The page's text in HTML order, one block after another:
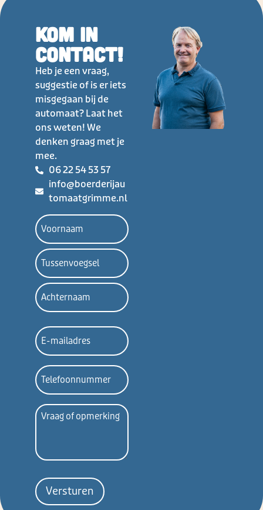
Kom in
contact!
Heb je een vraag,
suggestie of is er iets
misgegaan bij de
automaat? Laat het
ons weten! We
denken graag met je
mee.
06 22 54 53 57
info@boerderijau
tomaatgrimme.nl
Naam
E-
mailadres
Telefoon
Vraag
of
Versturen